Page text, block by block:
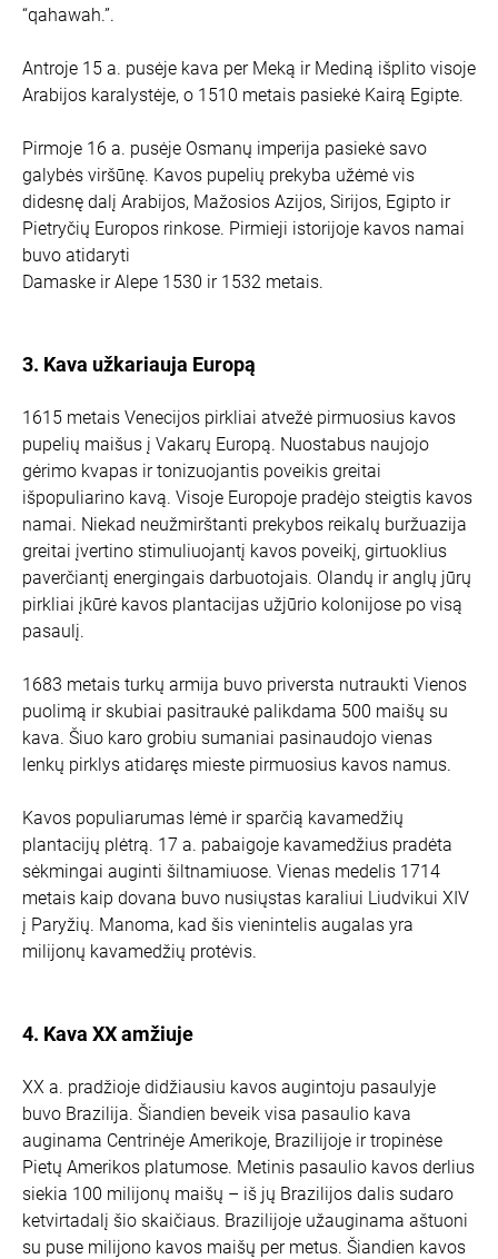
“qahawah.”.
Antroje 15 a. pusėje kava per Meką ir Mediną išplito visoje
Arabijos karalystėje, o 1510 metais pasiekė Kairą Egipte.
Pirmoje 16 a. pusėje Osmanų imperija pasiekė savo
galybės viršūnę. Kavos pupelių prekyba užėmė vis
didesnę dalį Arabijos, Mažosios Azijos, Sirijos, Egipto ir
Pietryčių Europos rinkose. Pirmieji istorijoje kavos namai
buvo atidaryti
Damaske ir Alepe 1530 ir 1532 metais.
3. Kava užkariauja Europą
1615 metais Venecijos pirkliai atvežė pirmuosius kavos
pupelių maišus į Vakarų Europą. Nuostabus naujojo
gėrimo kvapas ir tonizuojantis poveikis greitai
išpopuliarino kavą. Visoje Europoje pradėjo steigtis kavos
namai. Niekad neužmirštanti prekybos reikalų buržuazija
greitai įvertino stimuliuojantį kavos poveikį, girtuoklius
paverčiantį energingais darbuotojais. Olandų ir anglų jūrų
pirkliai įkūrė kavos plantacijas užjūrio kolonijose po visą
pasaulį.
1683 metais turkų armija buvo priversta nutraukti Vienos
puolimą ir skubiai pasitraukė palikdama 500 maišų su
kava. Šiuo karo grobiu sumaniai pasinaudojo vienas
lenkų pirklys atidaręs mieste pirmuosius kavos namus.
Kavos populiarumas lėmė ir sparčią kavamedžių
plantacijų plėtrą. 17 a. pabaigoje kavamedžius pradėta
sėkmingai auginti šiltnamiuose. Vienas medelis 1714
metais kaip dovana buvo nusiųstas karaliui Liudvikui XIV
į Paryžių. Manoma, kad šis vienintelis augalas yra
milijonų kavamedžių protėvis.
4. Kava XX amžiuje
XX a. pradžioje didžiausiu kavos augintoju pasaulyje
buvo Brazilija. Šiandien beveik visa pasaulio kava
auginama Centrinėje Amerikoje, Brazilijoje ir tropinėse
Pietų Amerikos platumose. Metinis pasaulio kavos derlius
siekia 100 milijonų maišų – iš jų Brazilijos dalis sudaro
ketvirtadalį šio skaičiaus. Brazilijoje užauginama aštuoni
su puse milijono kavos maišų per metus. Šiandien kavos